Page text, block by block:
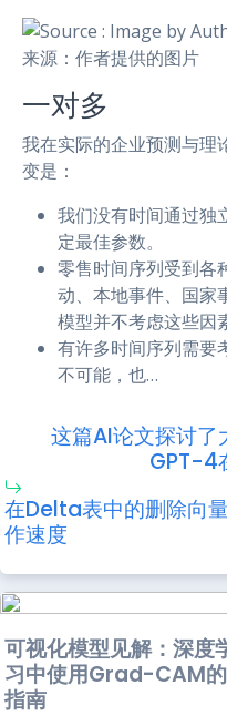
来源：作者提供的图片
一对多
我在实际的企业预测与理
变是：
我们没有时间通过独
定最佳参数。
零售时间序列受到各
动、本地事件、国家
模型并不考虑这些因
有许多时间序列需要
不可能，也…
这篇AI论文探讨了
GPT-4
在Delta表中的删除向
作速度
可视化模型见解：深度
习中使用Grad-CAM的
指南